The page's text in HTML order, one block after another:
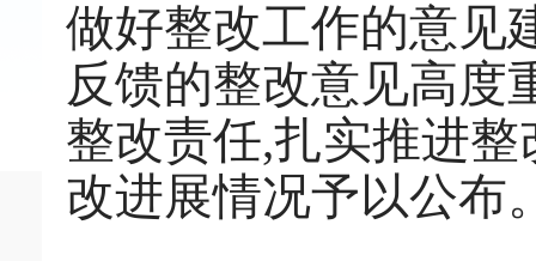
做好整改工作的意见
反馈的整改意见高度
整改责任,扎实推进
改进展情况予以公布